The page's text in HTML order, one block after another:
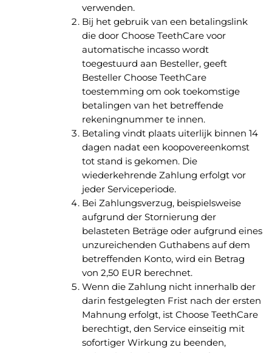
verwenden.
Bij het gebruik van een betalingslink
die door Choose TeethCare voor
automatische incasso wordt
toegestuurd aan Besteller, geeft
Besteller Choose TeethCare
toestemming om ook toekomstige
betalingen van het betreffende
rekeningnummer te innen.
Betaling vindt plaats uiterlijk binnen 14
dagen nadat een koopovereenkomst
tot stand is gekomen. Die
wiederkehrende Zahlung erfolgt vor
jeder Serviceperiode.
Bei Zahlungsverzug, beispielsweise
aufgrund der Stornierung der
belasteten Beträge oder aufgrund eines
unzureichenden Guthabens auf dem
betreffenden Konto, wird ein Betrag
von 2,50 EUR berechnet.
Wenn die Zahlung nicht innerhalb der
darin festgelegten Frist nach der ersten
Mahnung erfolgt, ist Choose TeethCare
berechtigt, den Service einseitig mit
sofortiger Wirkung zu beenden,